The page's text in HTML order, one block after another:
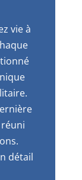
vie à
détail